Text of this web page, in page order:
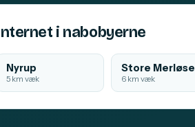
i nabobyerne
Nyrup
5 km væk
Store Merløse
6 km væk